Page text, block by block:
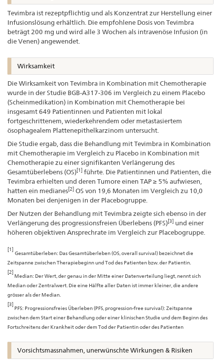
Tevimbra ist rezeptpflichtig und als Konzentrat zur Herstellung einer
Infusionslösung erhältlich. Die empfohlene Dosis von Tevimbra
beträgt 200 mg und wird alle 3 Wochen als intravenöse Infusion (in
die Venen) angewendet.
Wirksamkeit
Die Wirksamkeit von Tevimbra in Kombination mit Chemotherapie
wurde in der Studie BGB-A317-306 im Vergleich zu einem Placebo
(Scheinmedikation) in Kombination mit Chemotherapie bei
insgesamt 649 Patientinnen und Patienten mit lokal
fortgeschrittenem, wiederkehrendem oder metastasiertem
ösophagealem Plattenepithelkarzinom untersucht.
Die Studie ergab, dass die Behandlung mit Tevimbra in Kombination
mit Chemotherapie im Vergleich zu Placebo in Kombination mit
Chemotherapie zu einer signifikanten Verlängerung des
Gesamtüberlebens (OS)[1] führte. Die Patientinnen und Patienten, die
Tevimbra erhielten und deren Tumore einen TAP ≥ 5% aufwiesen,
hatten ein medianes[2] OS von 19,6 Monaten im Vergleich zu 10,0
Monaten bei denjenigen in der Placebogruppe.
Der Nutzen der Behandlung mit Tevimbra zeigte sich ebenso in der
Verlängerung des progressionsfreien Überlebens (PFS)[3] und einer
höheren objektiven Ansprechrate im Vergleich zur Placebogruppe.
[1]
Gesamtüberleben: Das Gesamtüberleben (OS, overall survival) bezeichnet die
Zeitspanne zwischen Therapiebeginn und Tod des Patienten bzw. der Patientin.
[2]
Median: Der Wert, der genau in der Mitte einer Datenverteilung liegt, nennt sich
Median oder Zentralwert. Die eine Hälfte aller Daten ist immer kleiner, die andere
grösser als der Median.
[3]
PFS: Progressionsfreies Überleben (PFS, progression-free survival): Zeitspanne
zwischen dem Start einer Behandlung oder einer klinischen Studie und dem Beginn des
Fortschreitens der Krankheit oder dem Tod der Patientin oder des Patienten
Vorsichtsmassnahmen, unerwünschte Wirkungen & Risiken